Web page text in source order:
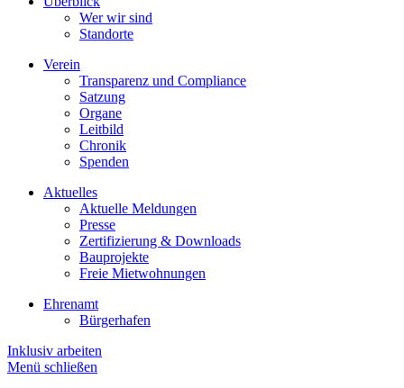
Wer wir sind
Standorte
Verein
Transparenz und Compliance
Satzung
Organe
Leitbild
Chronik
Spenden
Aktuelles
Aktuelle Meldungen
Presse
Zertifizierung & Downloads
Bauprojekte
Freie Mietwohnungen
Ehrenamt
Bürgerhafen
Inklusiv arbeiten
Menü schließen